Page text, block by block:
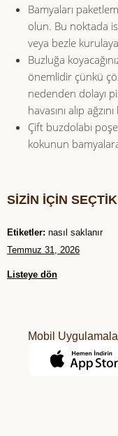
Bamyaları
olun. Bu noktada
veya bezle
Buzluğa
önemlidir çünkü
nedenden dolayı
havasını alıp
Çift buzdolabı
kokunun
SİZİN İÇİN
Etiketler: nasıl saklanır
Temmuz 31, 2026
Listeye dön
Mobil